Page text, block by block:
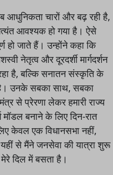
चारों और बढ़ रही है,
आवश्यक हो गया है। ऐसे
हो जाते हैं। उन्होंने कहा कि
नेतृत्व और दूरदर्शी मार्गदर्शन
है, बल्कि सनातन संस्कृति के
है। उनके सबका साथ, सबका
से प्रेरणा लेकर हमारी राज्य
बनाने के लिए दिन-रात
केवल एक विधानसभा नहीं,
से मैंने जनसेवा की यात्रा शुरू
दिल में बसता है।